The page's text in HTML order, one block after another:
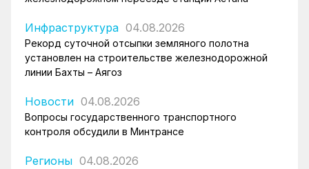
Инфраструктура 04.08.2026
Рекорд суточной отсыпки земляного полотна
установлен на строительстве железнодорожной
линии Бахты – Аягоз
Новости 04.08.2026
Вопросы государственного транспортного
контроля обсудили в Минтрансе
Регионы 04.08.2026